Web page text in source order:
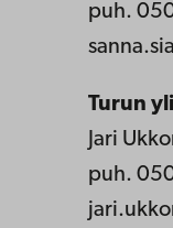
puh.
Turun
Jari
puh.